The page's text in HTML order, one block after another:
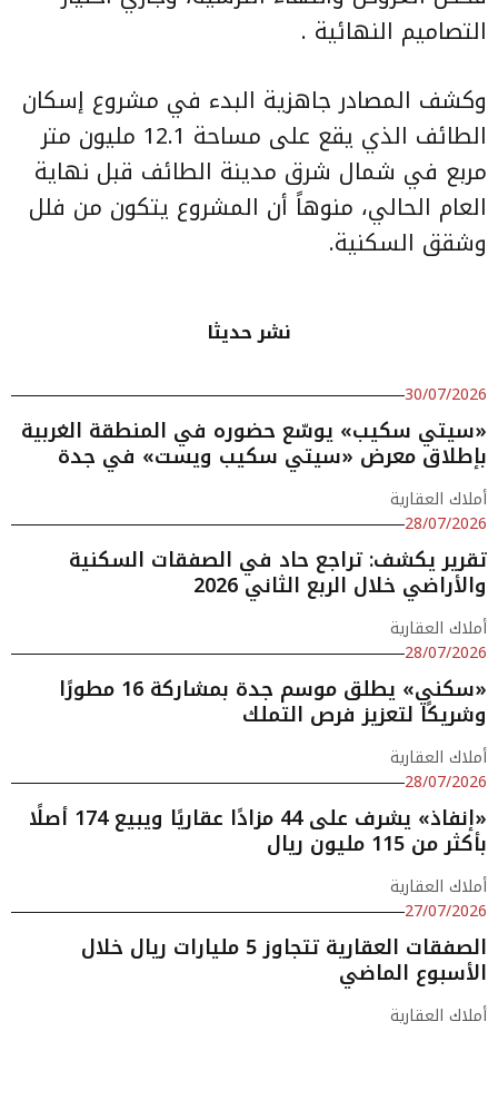
التصاميم النهائية .
وكشف المصادر جاهزية البدء في مشروع إسكان
الطائف الذي يقع على مساحة 12.1 مليون متر
مربع في شمال شرق مدينة الطائف قبل نهاية
العام الحالي، منوهاً أن المشروع يتكون من فلل
وشقق السكنية.
نشر حديثا
30/07/2026
«سيتي سكيب» يوسّع حضوره في المنطقة الغربية
بإطلاق معرض «سيتي سكيب ويست» في جدة
أملاك العقارية
28/07/2026
تقرير يكشف: تراجع حاد في الصفقات السكنية
والأراضي خلال الربع الثاني 2026
أملاك العقارية
28/07/2026
«سكني» يطلق موسم جدة بمشاركة 16 مطورًا
وشريكًا لتعزيز فرص التملك
أملاك العقارية
28/07/2026
«إنفاذ» يشرف على 44 مزادًا عقاريًا ويبيع 174 أصلًا
بأكثر من 115 مليون ريال
أملاك العقارية
27/07/2026
الصفقات العقارية تتجاوز 5 مليارات ريال خلال
الأسبوع الماضي
أملاك العقارية